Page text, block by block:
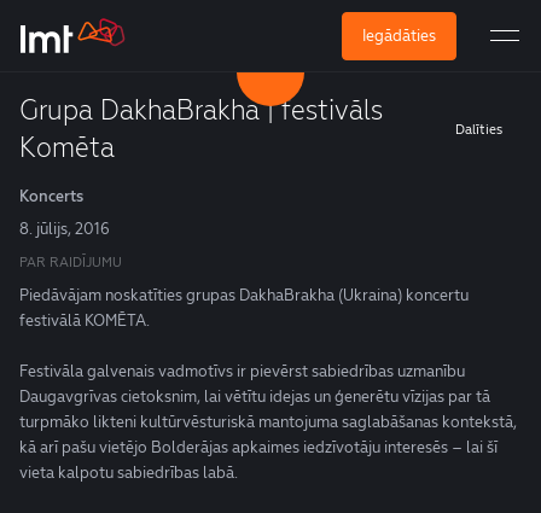
Iegādāties
Grupa DakhaBrakha | festivāls
Komēta
Dalīties
Koncerts
8. jūlijs, 2016
PAR RAIDĪJUMU
Piedāvājam noskatīties grupas DakhaBrakha (Ukraina) koncertu
festivālā KOMĒTA.
Festivāla galvenais vadmotīvs ir pievērst sabiedrības uzmanību
Daugavgrīvas cietoksnim, lai vētītu idejas un ģenerētu vīzijas par tā
turpmāko likteni kultūrvēsturiskā mantojuma saglabāšanas kontekstā,
kā arī pašu vietējo Bolderājas apkaimes iedzīvotāju interesēs – lai šī
vieta kalpotu sabiedrības labā.